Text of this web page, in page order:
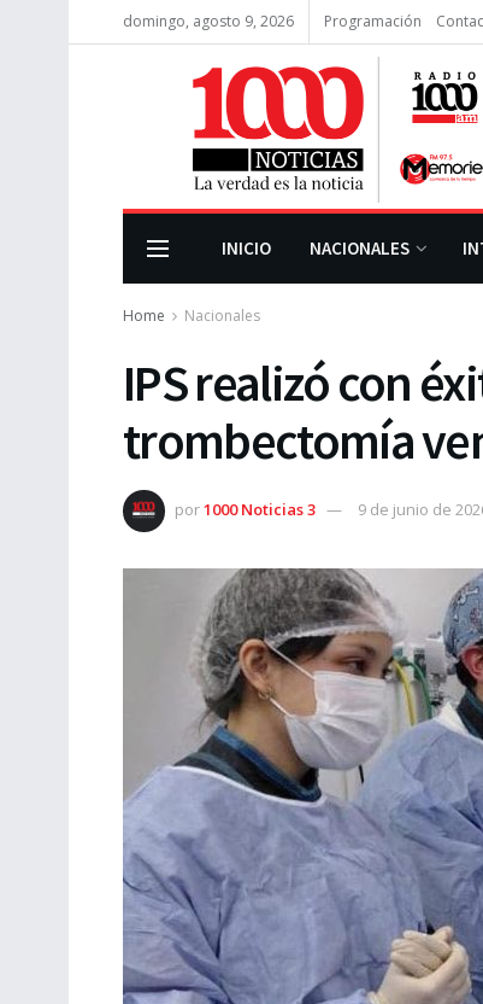
domingo, agosto 9, 2026 Programación
INICIO NACIONALES
Home Nacionales
IPS realizó con
trombectomía
por1000 Noticias 3 9 de junio de